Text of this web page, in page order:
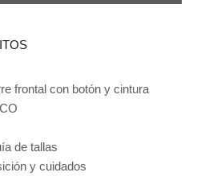
frontal con botón y cintura
de tallas
y cuidados